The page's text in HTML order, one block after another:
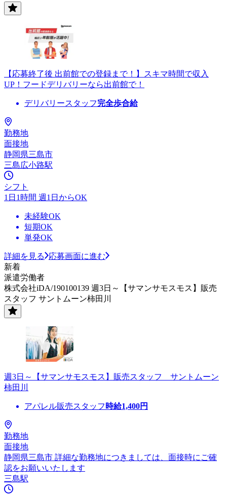
【応募終了後 出前館での登録まで！】スキマ時間で収入
UP！フードデリバリーなら出前館で！
デリバリースタッフ完全歩合給
勤務地
面接地
静岡県三島市
三島広小路駅
シフト
1日1時間 週1日からOK
未経験OK
短期OK
単発OK
詳細を見る
応募画面に進む
新着
派遣労働者
株式会社iDA/190100139 週3日～【サマンサモスモス】販売
スタッフ サントムーン柿田川
週3日～【サマンサモスモス】販売スタッフ サントムーン
柿田川
アパレル販売スタッフ 時給1,400円
勤務地
面接地
静岡県三島市 詳細な勤務地につきましては、面接時にご確
認をお願いいたします
三島駅